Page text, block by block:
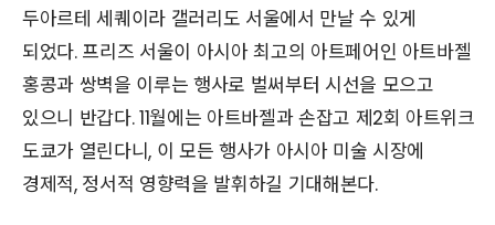
두아르테 세퀘이라 갤러리도 서울에서 만날 수 있게
되었다. 프리즈 서울이 아시아 최고의 아트페어인 아트바젤
홍콩과 쌍벽을 이루는 행사로 벌써부터 시선을 모으고
있으니 반갑다. 11월에는 아트바젤과 손잡고 제2회 아트위크
도쿄가 열린다니, 이 모든 행사가 아시아 미술 시장에
경제적, 정서적 영향력을 발휘하길 기대해본다.